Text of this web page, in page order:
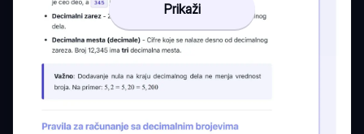
Prikaži